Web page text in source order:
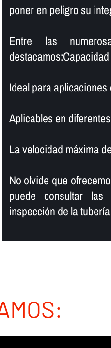
poner en peligro su
Entre las
Ideal para
Aplicables en
La velocidad máxima
No olvide que
puede consultar las
inspección de la